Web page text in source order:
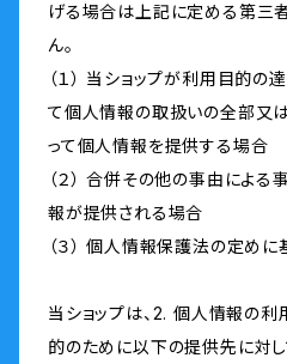
げる場合は上記に定める第三
ん。
（１） 当ショップが利用目的
て個人情報の取扱いの全部又
って個人情報を提供する場合
（２） 合併その他の事由によ
報が提供される場合
（３） 個人情報保護法の定め
当ショップは、2. 個人情報の
的のために以下の提供先に対